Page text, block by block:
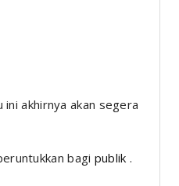
akhirnya akan segera
bagi publik .